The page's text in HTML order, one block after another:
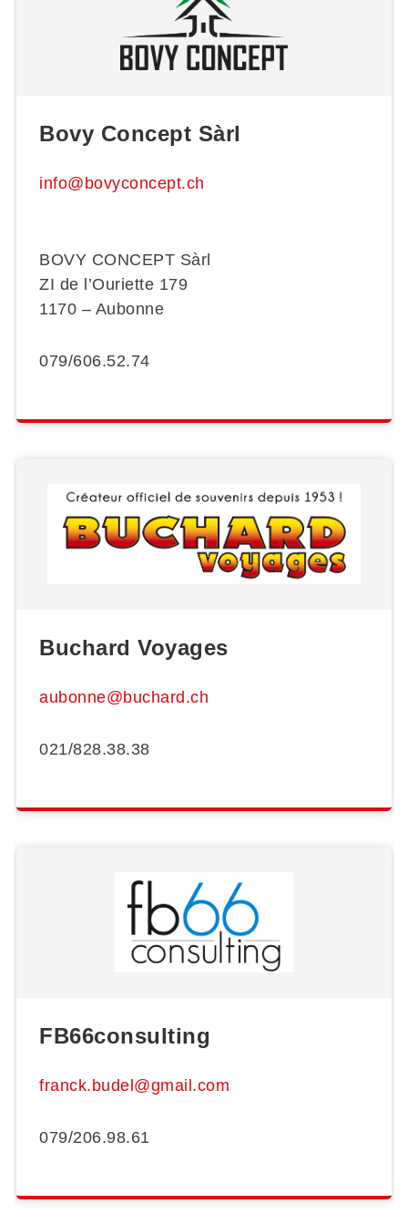
Bovy Concept Sàrl
info@bovyconcept.ch
BOVY CONCEPT Sàrl
ZI de l’Ouriette 179
1170 – Aubonne
079/606.52.74
Buchard Voyages
aubonne@buchard.ch
021/828.38.38
FB66consulting
franck.budel@gmail.com
079/206.98.61